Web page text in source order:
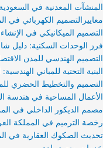
المنشآت المعدنية في
معاييرالتصميم الكهربائي في
التصميم الميكانيكي في
فرز الوحدات السكنية: دليل
التصميم الهندسي للمدن
البنية التحتية للمباني
التصميم والتخطيط الحضري
الأعمال المساحية في هندسة
مصمم الديكور الداخلي في
رخصة الترميم في المملكة
تحديث الصكوك العقارية في